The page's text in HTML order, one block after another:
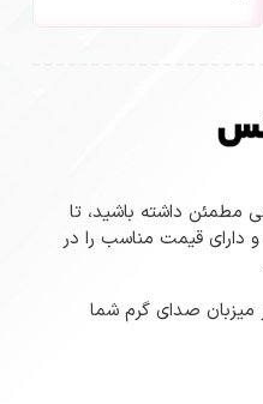
مطمئن داشته باشید، تا
و دارای قیمت مناسب را در
صبح تا ساعت 6 عصر میزبان صدای گرم شما